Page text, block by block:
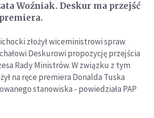
Woźniak. Deskur ma przejść
złożył wiceministrowi spraw
Deskurowi propozycję przejścia
Rady Ministrów. W związku z tym
na ręce premiera Donalda Tuska
stanowiska - powiedziała PAP